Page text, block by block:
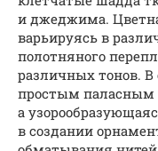
и джеджима.
варьируясь в
полотняного
различных тонов.
простым паласным
а
в создании